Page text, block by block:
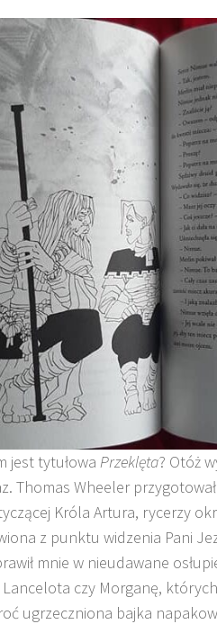
jest tytułowa Przeklęta? Otóż
Thomas Wheeler
Króla Artura, rycerzy
z punktu widzenia Pani
mnie w nieudawane
czy Morganę,
ugrzeczniona bajka